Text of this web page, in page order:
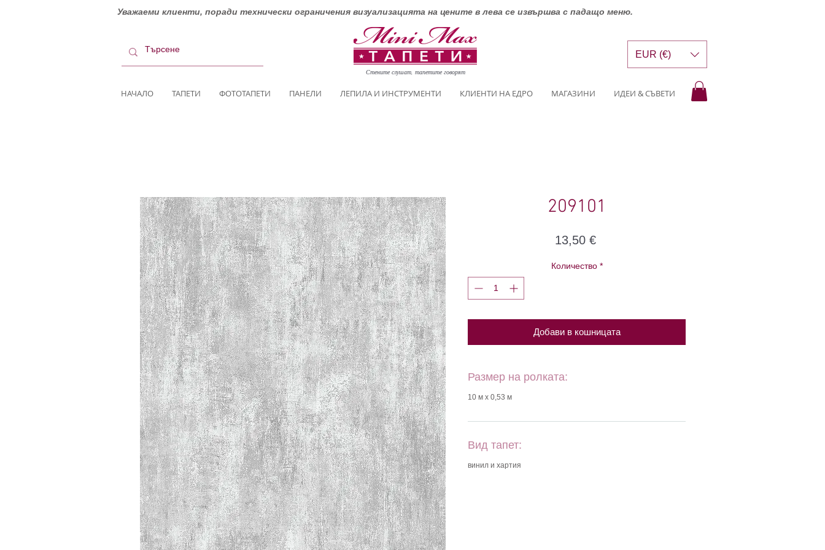
Уважаеми клиенти, поради технически ограничения визуализацията на цените в лева се извършва с падащо меню.
Стените слушат, тапетите говорят
НАЧАЛО ТАПЕТИ ФОТОТАПЕТИ ПАНЕЛИ ЛЕПИЛА И ИНСТРУМЕНТИ КЛИЕНТИ НА ЕДРО МАГАЗИНИ ИДЕИ & СЪВЕТИ
EUR (€)
209101
13,50 €Цена
Количество *
Добави в кошницата
Размер на ролката:
10 м х 0,53 м
Вид тапет:
винил и хартия